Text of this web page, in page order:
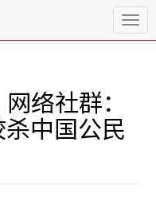
T
o
络社群：
中国公民